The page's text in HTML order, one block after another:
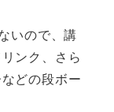
いので、講
ンク、さら
どの段ボー